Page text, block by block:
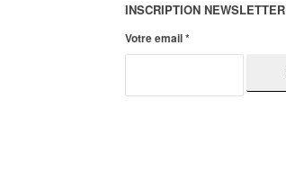
INSCRIPTION NEWSLETTER
Votre email*